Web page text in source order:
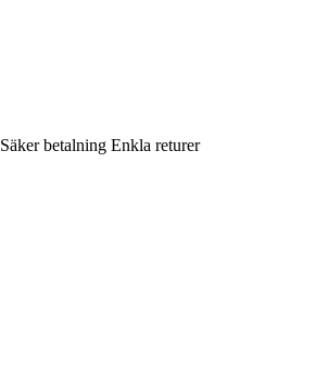
Säker betalning Enkla returer